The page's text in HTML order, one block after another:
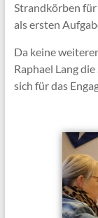
Strandkörben für
als ersten
Da keine
Raphael Lang
sich für das